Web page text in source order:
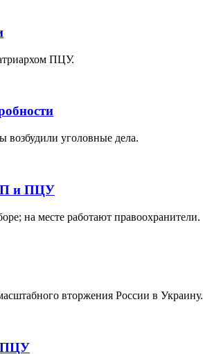
ПЦУ.
возбудили уголовные дела.
и ПЦУ
на месте работают правоохранители.
вторжения России в Украину.
ПЦУ